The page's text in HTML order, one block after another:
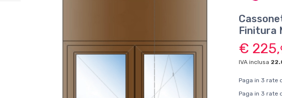
Finitura
€ 225,
IVA inclusa
Paga in 3 rate
Paga in 3 rate